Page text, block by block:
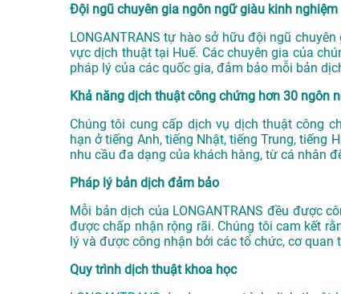
Đội ngũ chuyên gia ngôn ngữ giàu kinh nghiệm
LONGANTRANS tự hào sở hữu đội ngũ
vựcdịch thuật tại Huế. Các chuyên gia của
pháp lý của các quốc gia, đảm bảo mỗi bản
Khả năng dịch thuật công chứng hơn 30 ngôn
Chúng tôi cung cấp dịch vụ dịch thuật công
hạn ở tiếng Anh, tiếng Nhật, tiếng Trung,
nhu cầu đa dạng của khách hàng, từ cá nhân
Pháp lý bản dịch đảm bảo
Mỗi bản dịch của LONGANTRANS đều được
được chấp nhận rộng rãi. Chúng tôi cam kết
lý và được công nhận bởi các tổ chức, cơ quan
Quy trình dịch thuật khoa học